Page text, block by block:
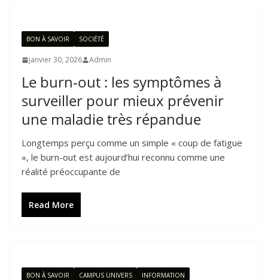
BON À SAVOIR SOCIÉTÉ
janvier 30, 2026 Admin
Le burn-out : les symptômes à
surveiller pour mieux prévenir
une maladie très répandue
Longtemps perçu comme un simple « coup de fatigue
», le burn-out est aujourd’hui reconnu comme une
réalité préoccupante de
Read More
BON À SAVOIR CAMPUS UNIVERS INFORMATION